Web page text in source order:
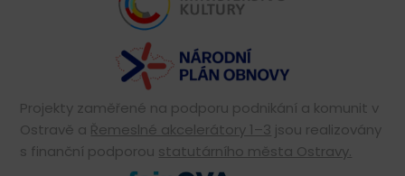
Projekty zaměřené na podporu podnikání a komunit v
Ostravě a Řemeslné akcelerátory 1–3 jsou realizovány
s finanční podporou statutárního města Ostravy.